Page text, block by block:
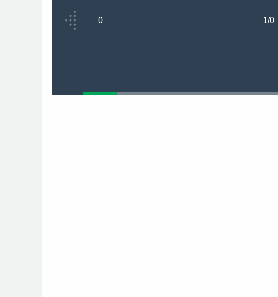
0 1/0